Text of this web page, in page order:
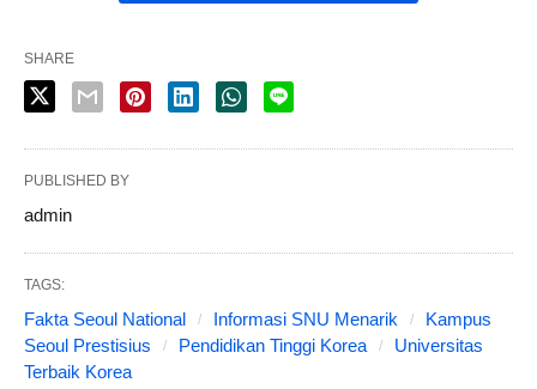
SHARE
PUBLISHED BY
admin
TAGS:
Fakta Seoul National Informasi SNU Menarik
Kampus
Seoul Prestisius
Pendidikan Tinggi Korea
Universitas
Terbaik Korea